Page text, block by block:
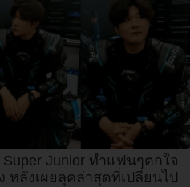
Junior ทำแฟนๆตกใจ
หลังเผยลุคล่าสุดที่เปลี่ยนไป